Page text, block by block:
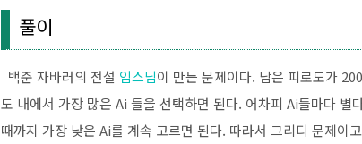
풀이
백준 자바러의 전설 임스님이 만든 문제이다. 남은 피로도가
도 내에서 가장 많은 Ai 들을 선택하면 된다. 어차피 Ai들마다
때까지 가장 낮은 Ai를 계속 고르면 된다. 따라서 그리디 문제이